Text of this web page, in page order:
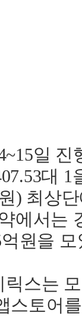
일
대
) 최상
에서는
원을
릭스는
스토어